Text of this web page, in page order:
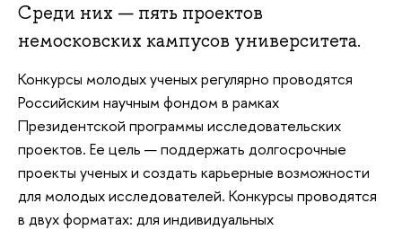
Среди них — пять проектов
немосковских кампусов университета.
Конкурсы молодых ученых регулярно проводятся
Российским научным фондом в рамках
Президентской программы исследовательских
проектов. Ее цель — поддержать долгосрочные
проекты ученых и создать карьерные возможности
для молодых исследователей. Конкурсы проводятся
в двух форматах: для индивидуальных